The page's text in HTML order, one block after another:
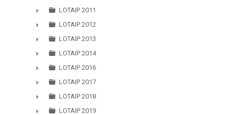
►
►
LOTAIP 2011
►
LOTAIP 2012
►
LOTAIP 2013
►
LOTAIP 2014
►
LOTAIP 2016
►
LOTAIP 2017
►
LOTAIP 2018
LOTAIP 2019